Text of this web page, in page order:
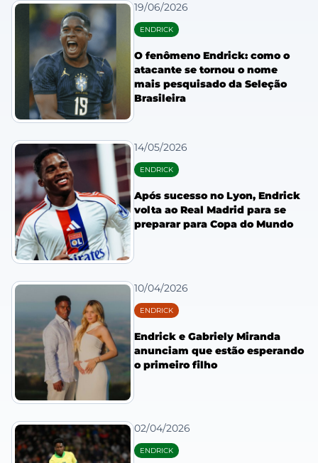
19/06/2026
ENDRICK
O fenômeno Endrick: como o
atacante se tornou o nome
mais pesquisado da Seleção
Brasileira
14/05/2026
ENDRICK
Após sucesso no Lyon, Endrick
volta ao Real Madrid para se
preparar para Copa do Mundo
10/04/2026
ENDRICK
Endrick e Gabriely Miranda
anunciam que estão esperando
o primeiro filho
02/04/2026
ENDRICK